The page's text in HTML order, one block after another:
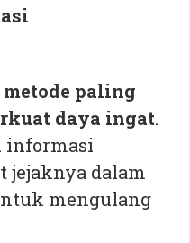
paling
daya ingat.
informasi
jejaknya dalam
mengulang